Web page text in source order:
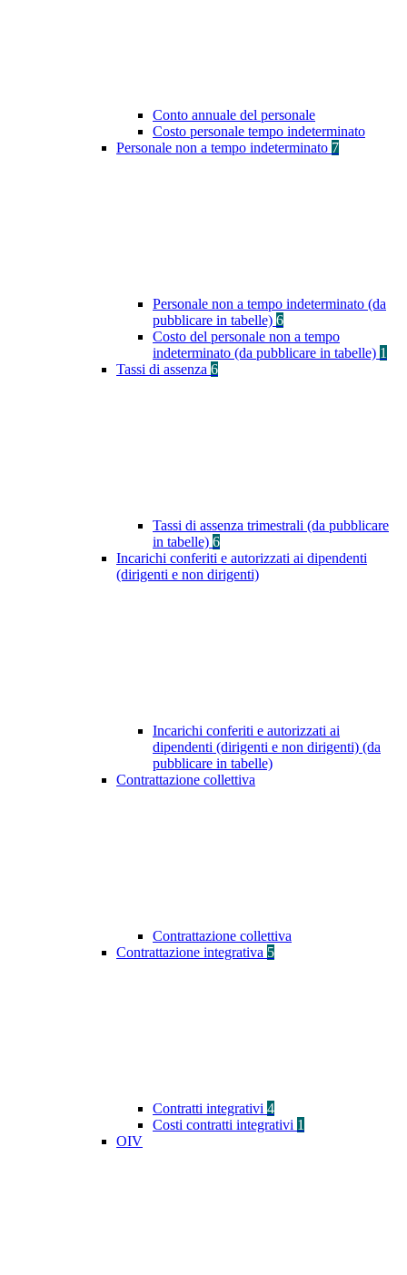
Conto annuale del personale
Costo personale tempo indeterminato
Personale non a tempo indeterminato 7
Personale non a tempo indeterminato (da
pubblicare in tabelle) 6
Costo del personale non a tempo
indeterminato (da pubblicare in tabelle) 1
Tassi di assenza 6
Tassi di assenza trimestrali (da pubblicare
in tabelle) 6
Incarichi conferiti e autorizzati ai dipendenti
(dirigenti e non dirigenti)
Incarichi conferiti e autorizzati ai
dipendenti (dirigenti e non dirigenti) (da
pubblicare in tabelle)
Contrattazione collettiva
Contrattazione collettiva
Contrattazione integrativa 5
Contratti integrativi 4
Costi contratti integrativi 1
OIV